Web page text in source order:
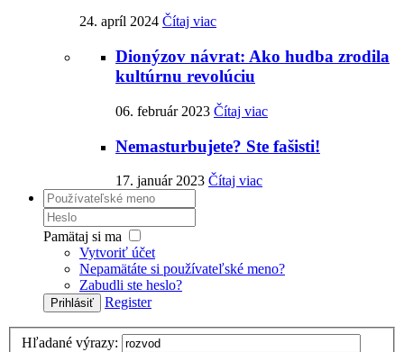
24. apríl 2024 Čítaj viac
Dionýzov návrat: Ako hudba zrodila
kultúrnu revolúciu
06. február 2023 Čítaj viac
Nemasturbujete? Ste fašisti!
17. január 2023 Čítaj viac
Pamätaj si ma
Vytvoriť účet
Nepamätáte si používateľské meno?
Zabudli ste heslo?
Prihlásiť Register
Hľadané výrazy: